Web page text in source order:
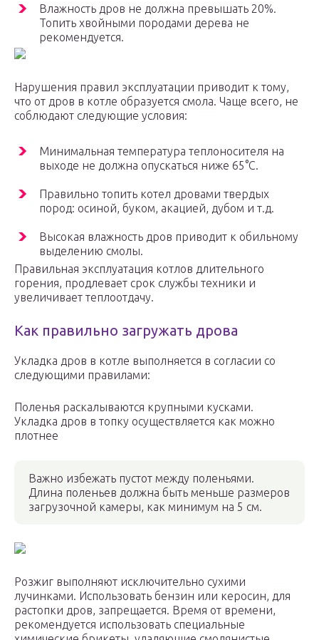
Влажность дров не должна превышать 20%.
Топить хвойными породами дерева не
рекомендуется.
Нарушения правил эксплуатации приводит к тому,
что от дров в котле образуется смола. Чаще всего, не
соблюдают следующие условия:
Минимальная температура теплоносителя на
выходе не должна опускаться ниже 65°С.
Правильно топить котел дровами твердых
пород: осиной, буком, акацией, дубом и т.д.
Высокая влажность дров приводит к обильному
выделению смолы.
Правильная эксплуатация котлов длительного
горения, продлевает срок службы техники и
увеличивает теплоотдачу.
Как правильно загружать дрова
Укладка дров в котле выполняется в согласии со
следующими правилами:
Поленья раскалываются крупными кусками.
Укладка дров в топку осуществляется как можно
плотнее
Важно избежать пустот между поленьями.
Длина поленьев должна быть меньше размеров
загрузочной камеры, как минимум на 5 см.
Розжиг выполняют исключительно сухими
лучинками. Использовать бензин или керосин, для
растопки дров, запрещается. Время от времени,
рекомендуется использовать специальные